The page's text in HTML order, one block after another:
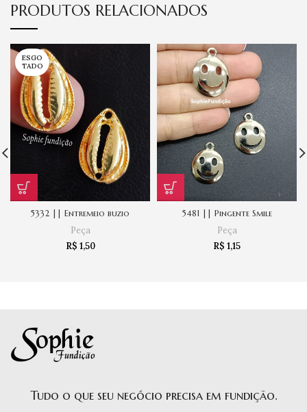
PRODUTOS RELACIONADOS
ESGO
TADO
5332 || Entremeio buzio
Peça
R$ 1,50
5481 || Pingente Smile
Peça
R$ 1,15
Tudo o que seu negócio precisa em fundição.